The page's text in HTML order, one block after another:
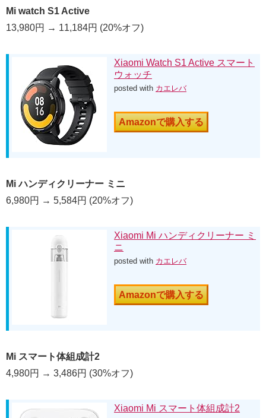
Mi watch S1 Active
13,980円 → 11,184円 (20%オフ)
Xiaomi Watch S1 Active スマート
ウォッチ
posted with カエレバ
Amazonで購入する
Mi ハンディクリーナー ミニ
6,980円 → 5,584円 (20%オフ)
Xiaomi Mi ハンディクリーナー ミ
ニ
posted with カエレバ
Amazonで購入する
Mi スマート体組成計2
4,980円 → 3,486円 (30%オフ)
Xiaomi Mi スマート体組成計2